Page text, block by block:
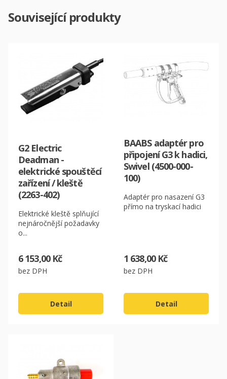
Související produkty
G2 Electric
Deadman -
elektrické spouštěcí
zařízení / kleště
(2263-402)
Elektrické kleště splňující
nejnáročnější požadavky
o...
6 153,00 Kč
bez DPH
Detail
BAABS adaptér pro
připojení G3 k hadici,
Swivel (4500-000-
100)
Adaptér pro nasazení G3
přímo na tryskací hadici
1 638,00 Kč
bez DPH
Detail